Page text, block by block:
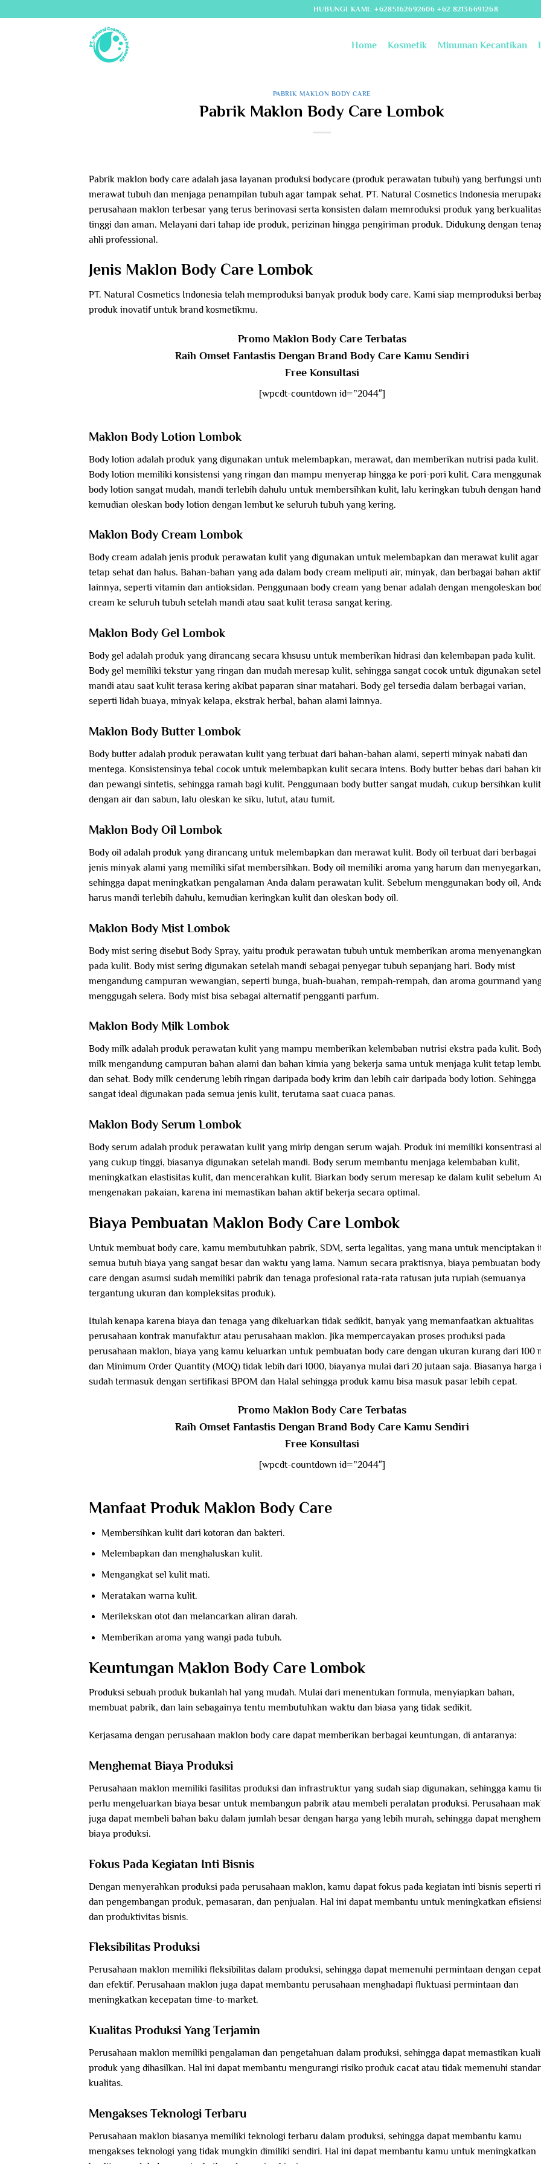
to
HUBUNGI KAMI: +6285162692606 +62 82136691268
Home Kosmetik Minuman Kecantikan
PABRIK MAKLON BODY CARE
Pabrik Maklon Body Care Lombok
Pabrik maklon body care adalah jasa layanan produksi bodycare (produk perawatan tubuh) yang berfungsi
merawat tubuh dan menjaga penampilan tubuh agar tampak sehat. PT. Natural Cosmetics Indonesia
perusahaan maklon terbesar yang terus berinovasi serta konsisten dalam memroduksi produk yang
tinggi dan aman. Melayani dari tahap ide produk, perizinan hingga pengiriman produk. Didukung dengan
ahli professional.
Jenis Maklon Body Care Lombok
PT. Natural Cosmetics Indonesia telah memproduksi banyak produk body care. Kami siap memproduksi
produk inovatif untuk brand kosmetikmu.
Promo Maklon Body Care Terbatas
Raih Omset Fantastis Dengan Brand Body Care Kamu Sendiri
Free Konsultasi
[wpcdt-countdown id=”2044″]
Maklon Body Lotion Lombok
Body lotion adalah produk yang digunakan untuk melembapkan, merawat, dan memberikan nutrisi pada kulit.
Body lotion memiliki konsistensi yang ringan dan mampu menyerap hingga ke pori-pori kulit. Cara
body lotion sangat mudah, mandi terlebih dahulu untuk membersihkan kulit, lalu keringkan tubuh dengan
kemudian oleskan body lotion dengan lembut ke seluruh tubuh yang kering.
Maklon Body Cream Lombok
Body cream adalah jenis produk perawatan kulit yang digunakan untuk melembapkan dan merawat kulit agar
tetap sehat dan halus. Bahan-bahan yang ada dalam body cream meliputi air, minyak, dan berbagai bahan aktif
lainnya, seperti vitamin dan antioksidan. Penggunaan body cream yang benar adalah dengan mengoleskan
cream ke seluruh tubuh setelah mandi atau saat kulit terasa sangat kering.
Maklon Body Gel Lombok
Body gel adalah produk yang dirancang secara khsusu untuk memberikan hidrasi dan kelembapan pada kulit.
Body gel memiliki tekstur yang ringan dan mudah meresap kulit, sehingga sangat cocok untuk digunakan
mandi atau saat kulit terasa kering akibat paparan sinar matahari. Body gel tersedia dalam berbagai varian,
seperti lidah buaya, minyak kelapa, ekstrak herbal, bahan alami lainnya.
Maklon Body Butter Lombok
Body butter adalah produk perawatan kulit yang terbuat dari bahan-bahan alami, seperti minyak nabati dan
mentega. Konsistensinya tebal cocok untuk melembapkan kulit secara intens. Body butter bebas dari bahan
dan pewangi sintetis, sehingga ramah bagi kulit. Penggunaan body butter sangat mudah, cukup bersihkan kulit
dengan air dan sabun, lalu oleskan ke siku, lutut, atau tumit.
Maklon Body Oil Lombok
Body oil adalah produk yang dirancang untuk melembapkan dan merawat kulit. Body oil terbuat dari berbagai
jenis minyak alami yang memiliki sifat membersihkan. Body oil memiliki aroma yang harum dan menyegarkan,
sehingga dapat meningkatkan pengalaman Anda dalam perawatan kulit. Sebelum menggunakan body oil,
harus mandi terlebih dahulu, kemudian keringkan kulit dan oleskan body oil.
Maklon Body Mist Lombok
Body mist sering disebut Body Spray, yaitu produk perawatan tubuh untuk memberikan aroma menyenangkan
pada kulit. Body mist sering digunakan setelah mandi sebagai penyegar tubuh sepanjang hari. Body mist
mengandung campuran wewangian, seperti bunga, buah-buahan, rempah-rempah, dan aroma gourmand
menggugah selera. Body mist bisa sebagai alternatif pengganti parfum.
Maklon Body Milk Lombok
Body milk adalah produk perawatan kulit yang mampu memberikan kelembaban nutrisi ekstra pada kulit.
milk mengandung campuran bahan alami dan bahan kimia yang bekerja sama untuk menjaga kulit tetap
dan sehat. Body milk cenderung lebih ringan daripada body krim dan lebih cair daripada body lotion. Sehingga
sangat ideal digunakan pada semua jenis kulit, terutama saat cuaca panas.
Maklon Body Serum Lombok
Body serum adalah produk perawatan kulit yang mirip dengan serum wajah. Produk ini memiliki konsentrasi
yang cukup tinggi, biasanya digunakan setelah mandi. Body serum membantu menjaga kelembaban kulit,
meningkatkan elastisitas kulit, dan mencerahkan kulit. Biarkan body serum meresap ke dalam kulit sebelum
mengenakan pakaian, karena ini memastikan bahan aktif bekerja secara optimal.
Biaya Pembuatan Maklon Body Care Lombok
Untuk membuat body care, kamu membutuhkan pabrik, SDM, serta legalitas, yang mana untuk menciptakan
semua butuh biaya yang sangat besar dan waktu yang lama. Namun secara praktisnya, biaya pembuatan body
care dengan asumsi sudah memiliki pabrik dan tenaga profesional rata-rata ratusan juta rupiah (semuanya
tergantung ukuran dan kompleksitas produk).
Itulah kenapa karena biaya dan tenaga yang dikeluarkan tidak sedikit, banyak yang memanfaatkan aktualitas
perusahaan kontrak manufaktur atau perusahaan maklon. Jika mempercayakan proses produksi pada
perusahaan maklon, biaya yang kamu keluarkan untuk pembuatan body care dengan ukuran kurang dari 100
dan Minimum Order Quantity (MOQ) tidak lebih dari 1000, biayanya mulai dari 20 jutaan saja. Biasanya harga
sudah termasuk dengan sertifikasi BPOM dan Halal sehingga produk kamu bisa masuk pasar lebih cepat.
Promo Maklon Body Care Terbatas
Raih Omset Fantastis Dengan Brand Body Care Kamu Sendiri
Free Konsultasi
[wpcdt-countdown id=”2044″]
Manfaat Produk Maklon Body Care
Membersihkan kulit dari kotoran dan bakteri.
Melembapkan dan menghaluskan kulit.
Mengangkat sel kulit mati.
Meratakan warna kulit.
Merilekskan otot dan melancarkan aliran darah.
Memberikan aroma yang wangi pada tubuh.
Keuntungan Maklon Body Care Lombok
Produksi sebuah produk bukanlah hal yang mudah. Mulai dari menentukan formula, menyiapkan bahan,
membuat pabrik, dan lain sebagainya tentu membutuhkan waktu dan biasa yang tidak sedikit.
Kerjasama dengan perusahaan maklon body care dapat memberikan berbagai keuntungan, di antaranya:
Menghemat Biaya Produksi
Perusahaan maklon memiliki fasilitas produksi dan infrastruktur yang sudah siap digunakan, sehingga kamu
perlu mengeluarkan biaya besar untuk membangun pabrik atau membeli peralatan produksi. Perusahaan
juga dapat membeli bahan baku dalam jumlah besar dengan harga yang lebih murah, sehingga dapat
biaya produksi.
Fokus Pada Kegiatan Inti Bisnis
Dengan menyerahkan produksi pada perusahaan maklon, kamu dapat fokus pada kegiatan inti bisnis seperti
dan pengembangan produk, pemasaran, dan penjualan. Hal ini dapat membantu untuk meningkatkan
dan produktivitas bisnis.
Fleksibilitas Produksi
Perusahaan maklon memiliki fleksibilitas dalam produksi, sehingga dapat memenuhi permintaan dengan cepat
dan efektif. Perusahaan maklon juga dapat membantu perusahaan menghadapi fluktuasi permintaan dan
meningkatkan kecepatan time-to-market.
Kualitas Produksi Yang Terjamin
Perusahaan maklon memiliki pengalaman dan pengetahuan dalam produksi, sehingga dapat memastikan
produk yang dihasilkan. Hal ini dapat membantu mengurangi risiko produk cacat atau tidak memenuhi standar
kualitas.
Mengakses Teknologi Terbaru
Perusahaan maklon biasanya memiliki teknologi terbaru dalam produksi, sehingga dapat membantu kamu
mengakses teknologi yang tidak mungkin dimiliki sendiri. Hal ini dapat membantu kamu untuk meningkatkan